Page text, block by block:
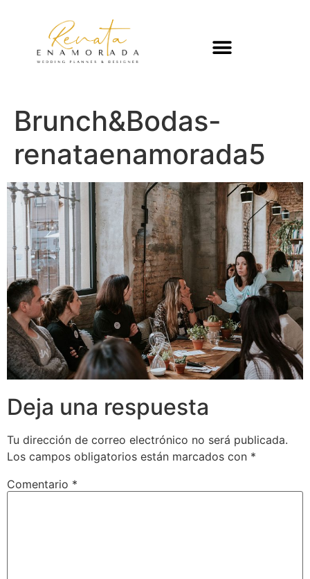
Brunch&Bodas-
renataenamorada5
Deja una respuesta
Tu dirección de correo electrónico no será publicada.
Los campos obligatorios están marcados con *
Comentario *